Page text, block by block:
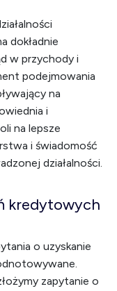
dokładnie
w przychody i
podejmowania
na
i
na lepsze
i świadomość
działalności.
kredytowych
o uzyskanie
zapytanie o